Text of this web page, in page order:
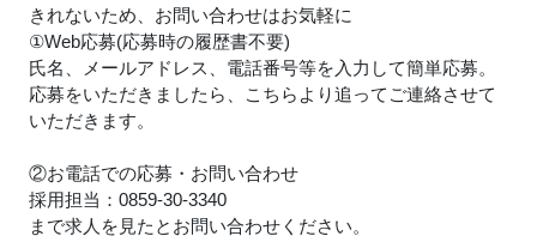
きれないため、お問い合わせはお気軽に
①Web応募(応募時の履歴書不要)
氏名、メールアドレス、電話番号等を入力して簡単応募。
応募をいただきましたら、こちらより追ってご連絡させて
いただきます。
②お電話での応募・お問い合わせ
採用担当：0859-30-3340
まで求人を見たとお問い合わせください。